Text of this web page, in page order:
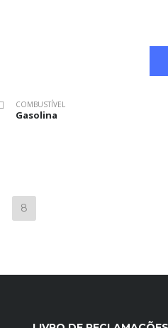
COMBUSTÍVEL
Gasolina
8